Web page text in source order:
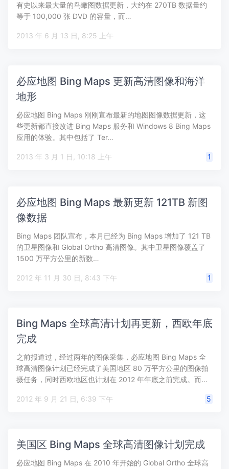
有史以来最大量的鸟瞰图数据更新，大约在 270TB 数据量约
等于 100,000 张 DVD 的容量，而…
2013 年 6 月 13 日, 8:25 上午
必应地图 Bing Maps 更新高清图像和海洋
地形
必应地图 Bing Maps 刚刚宣布最新的地图图像数据更新，这
些更新都直接改进 Bing Maps 服务和 Windows 8 Bing Maps
应用的体验。其中包括了 Ter…
2013 年 3 月 1 日, 10:18 上午 1
必应地图 Bing Maps 最新更新 121TB 新图
像数据
Bing Maps 团队宣布，本月已经为 Bing Maps 增加了 121 TB
的卫星图像和 Global Ortho 高清图像。其中卫星图像覆盖了
1500 万平方公里的新数…
2012 年 11 月 30 日, 8:43 下午 1
Bing Maps 全球高清计划再更新，西欧年底
完成
之前报道过，经过两年的图像采集，必应地图 Bing Maps 全
球高清图像计划已经完成了美国地区 80 万平方公里的图像拍
摄任务，同时西欧地区也计划在 2012 年年底之前完成。而…
2012 年 9 月 21 日, 6:39 下午 5
美国区 Bing Maps 全球高清图像计划完成
必应地图 Bing Maps 在 2010 年开始的 Global Ortho 全球高